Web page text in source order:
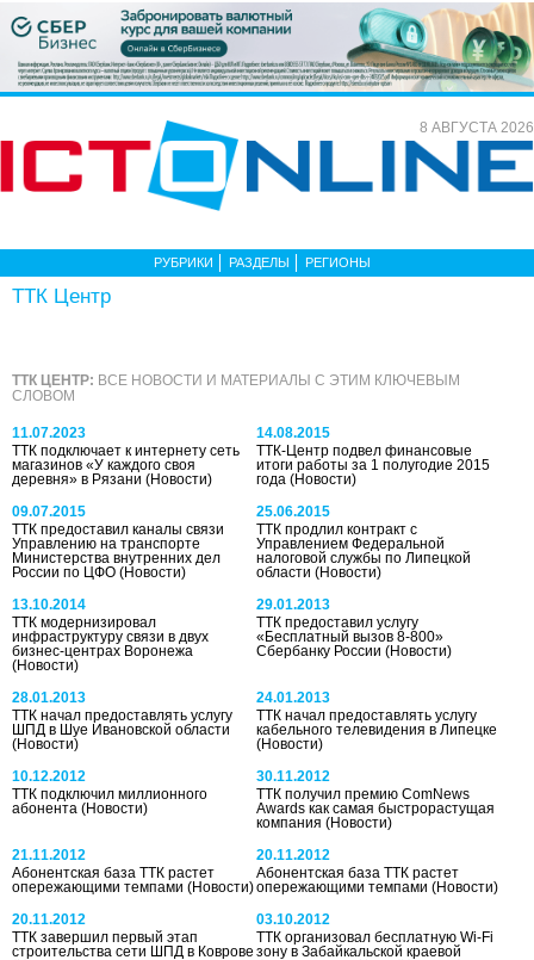
8 АВГУСТА 2026
РУБРИКИ РАЗДЕЛЫ РЕГИОНЫ
ТТК Центр
ТТК ЦЕНТР: ВСЕ НОВОСТИ И МАТЕРИАЛЫ С ЭТИМ КЛЮЧЕВЫМ
СЛОВОМ
11.07.2023
ТТК подключает к интернету сеть
магазинов «У каждого своя
деревня» в Рязани (Новости)
14.08.2015
ТТК-Центр подвел финансовые
итоги работы за 1 полугодие 2015
года(Новости)
09.07.2015
ТТК предоставил каналы связи
Управлению на транспорте
Министерства внутренних дел
России по ЦФО (Новости)
25.06.2015
ТТК продлил контракт с
Управлением Федеральной
налоговой службы по Липецкой
области(Новости)
13.10.2014
ТТК модернизировал
инфраструктуру связи в двух
бизнеc-центрах Воронежа
(Новости)
29.01.2013
ТТК предоставил услугу
«Бесплатный вызов 8-800»
Сбербанку России(Новости)
28.01.2013
ТТК начал предоставлять услугу
ШПД в Шуе Ивановской области
(Новости)
24.01.2013
ТТК начал предоставлять услугу
кабельного телевидения в Липецке
(Новости)
10.12.2012
ТТК подключил миллионного
абонента (Новости)
30.11.2012
ТТК получил премию ComNews
Awards как самая быстрорастущая
компания(Новости)
21.11.2012
Абонентская база ТТК растет
опережающими темпами (Новости)
20.11.2012
Абонентская база ТТК растет
опережающими темпами(Новости)
20.11.2012
ТТК завершил первый этап
строительства сети ШПД в Коврове
03.10.2012
ТТК организовал бесплатную Wi-Fi
зону в Забайкальской краевой